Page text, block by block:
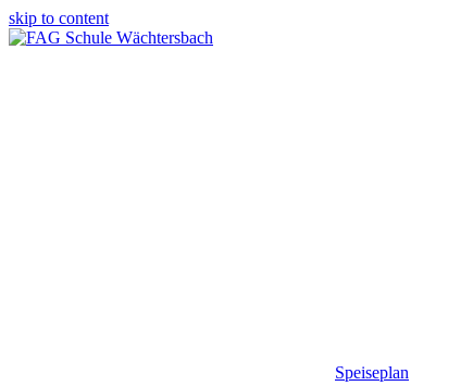
skip to content
Speiseplan